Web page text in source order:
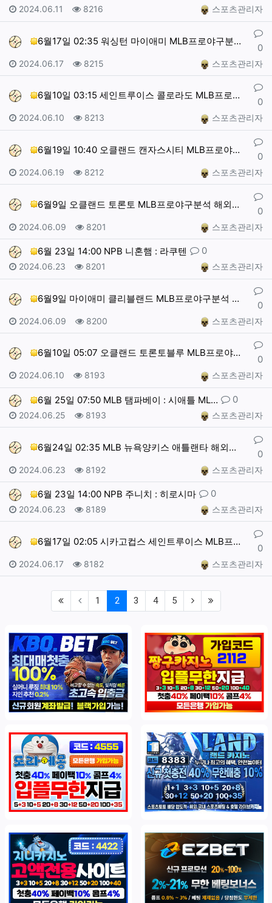
작성자스포츠관리자
작성일
2024.06.11 조회
8216
6월17일 02:35 워싱턴 마이애미 MLB프로야구분석…
댓글
0
작성자스포츠관리자
작성일
2024.06.17 조회
8215
6월10일 03:15 세인트루이스 콜로라도 MLB프로야…
댓글
0
작성자스포츠관리자
작성일
2024.06.10 조회
8213
6월19일 10:40 오클랜드 캔자스시티 MLB프로야구…
댓글
0
작성자스포츠관리자
작성일
2024.06.19 조회
8212
6월9일 오클랜드 토론토 MLB프로야구분석 해외스포츠
댓글
0
작성자스포츠관리자
작성일
2024.06.09 조회
8201
6월 23일 14:00 NPB 니혼햄 : 라쿠텐 댓글
0
작성자스포츠관리자
작성일
2024.06.23 조회
8201
6월9일 마이애미 클리블랜드 MLB프로야구분석 해외스포…
댓글
0
작성자스포츠관리자
작성일
2024.06.09 조회
8200
6월10일 05:07 오클랜드 토론토블루 MLB프로야구…
댓글
0
작성자스포츠관리자
작성일
2024.06.10 조회
8193
6월 25일 07:50 MLB 탬파베이 : 시애틀 ML… 댓글
0
작성자스포츠관리자
작성일
2024.06.25 조회
8193
6월24일 02:35 MLB 뉴욕양키스 애틀랜타 해외야…
댓글
0
작성자스포츠관리자
작성일
2024.06.23 조회
8192
6월 23일 14:00 NPB 주니치 : 히로시마 댓글
0
작성자스포츠관리자
작성일
2024.06.23 조회
8189
6월17일 02:05 시카고컵스 세인트루이스 MLB프로…
댓글
0
작성자스포츠관리자
작성일
2024.06.17 조회
8182
(first) 1 2(current)
3 4 5 (next)